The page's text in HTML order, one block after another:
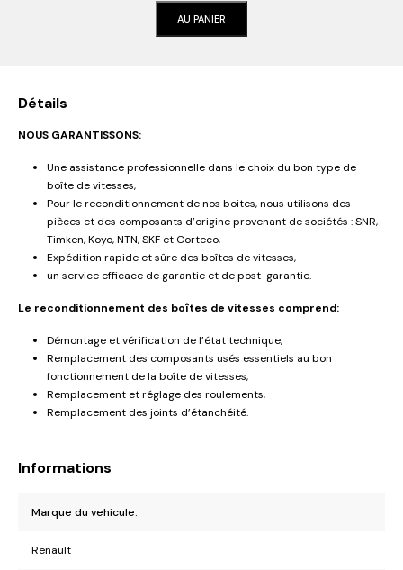
AU PANIER
Détails
NOUS GARANTISSONS:
Une assistance professionnelle dans le choix du bon type de
boîte de vitesses,
Pour le reconditionnement de nos boites, nous utilisons des
pièces et des composants d’origine provenant de sociétés : SNR,
Timken, Koyo, NTN, SKF et Corteco,
Expédition rapide et sûre des boîtes de vitesses,
un service efficace de garantie et de post-garantie.
Le reconditionnement des boîtes de vitesses comprend:
Démontage et vérification de l’état technique,
Remplacement des composants usés essentiels au bon
fonctionnement de la boîte de vitesses,
Remplacement et réglage des roulements,
Remplacement des joints d’étanchéité.
Informations
Marque du vehicule:
Renault